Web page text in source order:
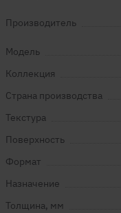
Производитель
Модель
Коллекция
Страна производства
Текстура
Поверхность
Формат
Назначение
Толщина, мм